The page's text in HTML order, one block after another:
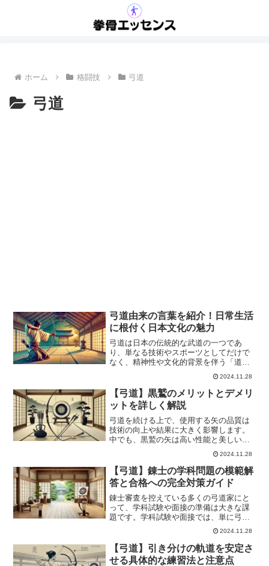
ホーム 格闘技 弓道
弓道
弓道由来の言葉を紹介！日常生活
に根付く日本文化の魅力
弓道は日本の伝統的な武道の一つであ
り、単なる技術やスポーツとしてだけで
なく、精神性や文化的背景を伴う「道」
われる言葉の多くは、現在の日常生活で
も馴染み深い表現として活用されていま
す。例えば、「満を持す」や...
2024.11.28
【弓道】黒鷲のメリットとデメリ
ットを詳しく解説
弓道を続ける上で、使用する矢の品質は
技術の向上や結果に大きく影響します。
中でも、黒鷲の矢は高い性能と美しいデ
す。この記事では、黒鷲の矢の魅力や選
び方について詳しく解説します。初心者
から上級者まで、すべての...
2024.11.28
【弓道】錬士の学科問題の模範解
答と合格への完全対策ガイド
錬士審査を控えている多くの弓道家にと
って、学科試験や面接の準備は大きな課
題です。学科試験や面接では、単に弓道
の技術や知識を問われるだけでなく、弓
道を武道として捉える姿勢や心構えも評
価の対象です。教本の内容を熟読し、審
査の過去問を参考にするこ...
2024.11.28
【弓道】引き分けの軌道を安定さ
せる具体的な練習法と注意点